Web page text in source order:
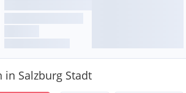
Salzburg Stadt